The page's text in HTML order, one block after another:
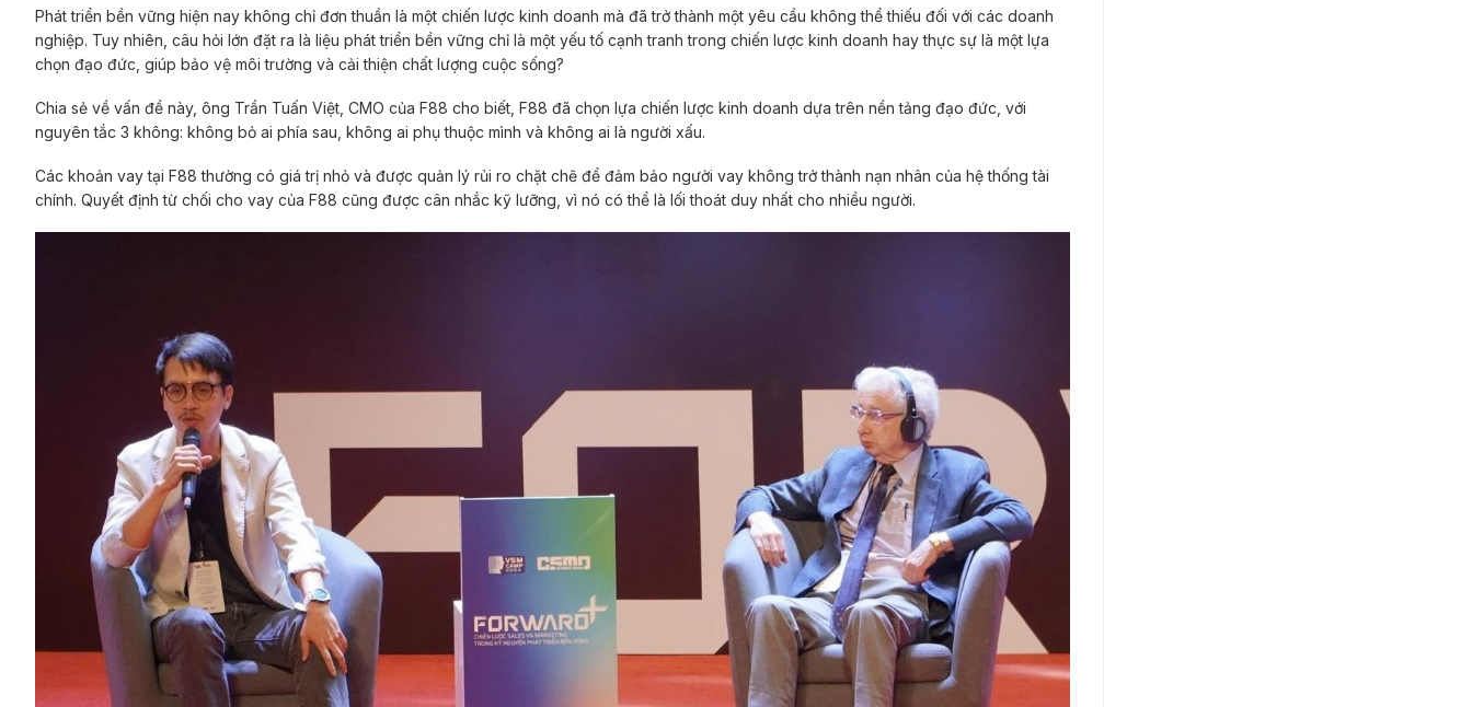
Phát triển bền vững hiện nay không chỉ đơn thuần là một chiến lược kinh doanh mà đã trở thành một yêu cầu không thể thiếu đối với các doanh
nghiệp. Tuy nhiên, câu hỏi lớn đặt ra là liệu phát triển bền vững chỉ là một yếu tố cạnh tranh trong chiến lược kinh doanh hay thực sự là một lựa
chọn đạo đức, giúp bảo vệ môi trường và cải thiện chất lượng cuộc sống?
Chia sẻ về vấn đề này, ông Trần Tuấn Việt, CMO của F88 cho biết, F88 đã chọn lựa chiến lược kinh doanh dựa trên nền tảng đạo đức, với
nguyên tắc 3 không: không bỏ ai phía sau, không ai phụ thuộc mình và không ai là người xấu.
Các khoản vay tại F88 thường có giá trị nhỏ và được quản lý rủi ro chặt chẽ để đảm bảo người vay không trở thành nạn nhân của hệ thống tài
chính. Quyết định từ chối cho vay của F88 cũng được cân nhắc kỹ lưỡng, vì nó có thể là lối thoát duy nhất cho nhiều người.